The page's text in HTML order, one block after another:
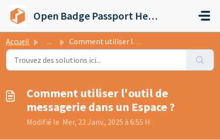
Open Badge Passport Help Center
Accueil ... Comment utiliser l'outil de messagerie dans un Espace ?
Comment utiliser l'outil de
messagerie dans un Espace ?
Modifié le Mer, 22 Janv., 2025 à 6:55 H